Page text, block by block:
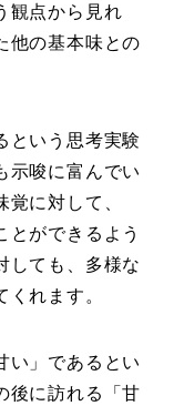
観点から見れ
他の基本味との
という思考実験
示唆に富んでい
に対して、
とができるよう
しても、多様な
れます。
い」であるとい
後に訪れる「甘